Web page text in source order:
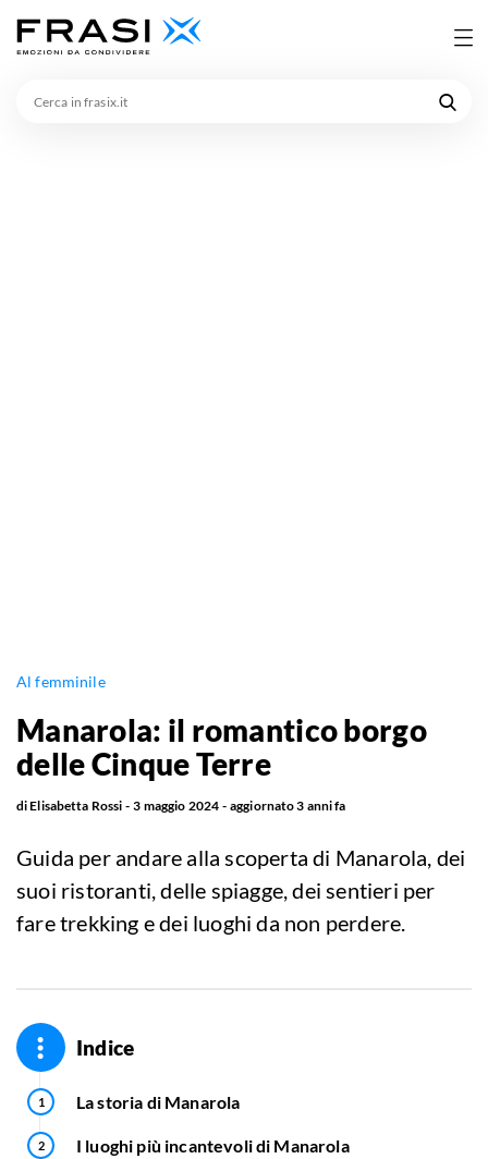
Al femminile
Manarola: il romantico borgo
delle Cinque Terre
diElisabetta Rossi 3 maggio 2024 aggiornato3 anni fa
Guida per andare alla scoperta di Manarola, dei
suoi ristoranti, delle spiagge, dei sentieri per
fare trekking e dei luoghi da non perdere.
Indice
La storia di Manarola
I luoghi più incantevoli di Manarola